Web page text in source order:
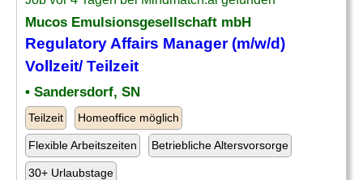
Mucos Emulsionsgesellschaft mbH
Regulatory Affairs Manager (m/w/d)
Vollzeit/ Teilzeit
• Sandersdorf, SN
Teilzeit Homeoffice möglich
Flexible Arbeitszeiten Betriebliche Altersvorsorge
30+ Urlaubstage